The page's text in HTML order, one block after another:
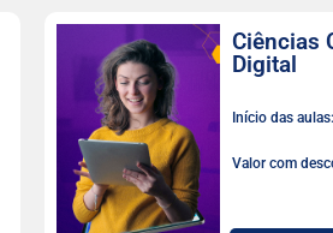
Ciências
Digital
Início das
Valor com